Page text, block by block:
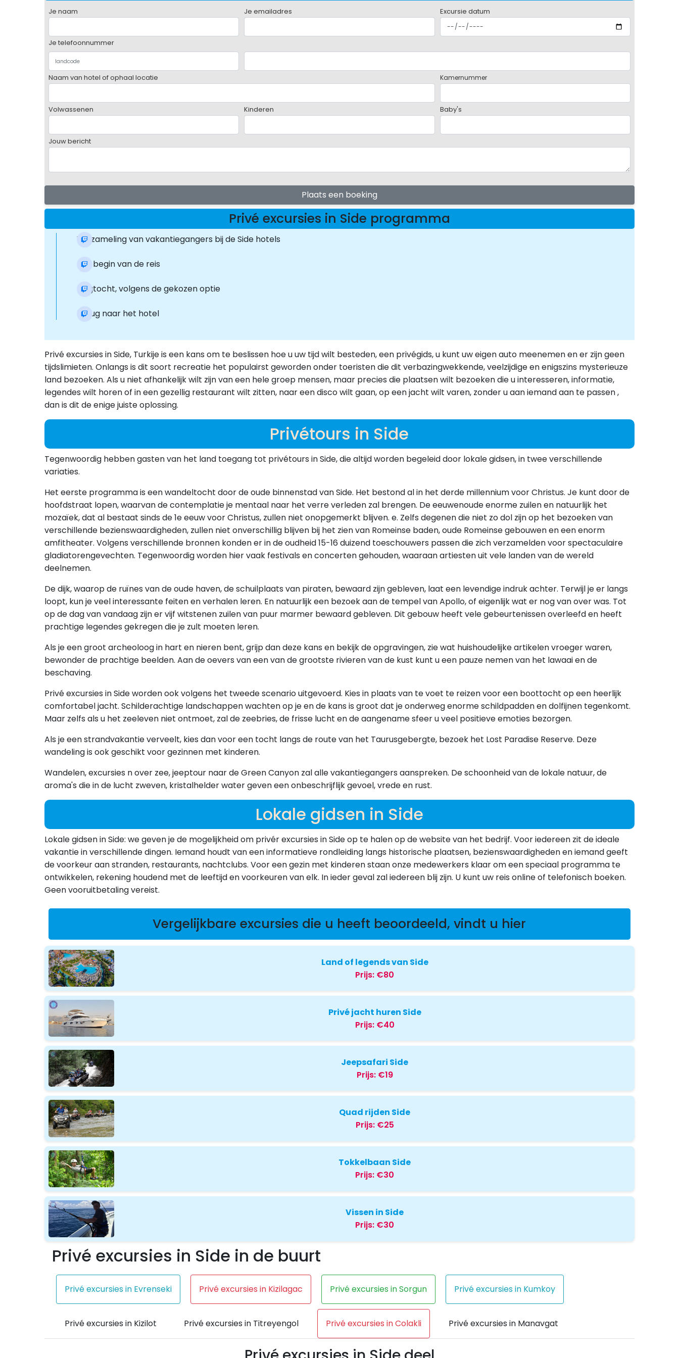
Je naam Je emailadres Excursie datum
Je telefoonnummer
Naam van hotel of ophaal locatie Kamernummer
Volwassenen Kinderen Baby's
Jouw bericht
Plaats een boeking
Privé excursies in Side programma
Verzameling van vakantiegangers bij de Side hotels
Het begin van de reis
Dagtocht, volgens de gekozen optie
Terug naar het hotel
Privé excursies in Side, Turkije is een kans om te beslissen hoe u uw tijd wilt besteden, een privégids, u kunt uw eigen auto meenemen en er zijn geen
tijdslimieten. Onlangs is dit soort recreatie het populairst geworden onder toeristen die dit verbazingwekkende, veelzijdige en enigszins mysterieuze
land bezoeken. Als u niet afhankelijk wilt zijn van een hele groep mensen, maar precies die plaatsen wilt bezoeken die u interesseren, informatie,
legendes wilt horen of in een gezellig restaurant wilt zitten, naar een disco wilt gaan, op een jacht wilt varen, zonder u aan iemand aan te passen ,
dan is dit de enige juiste oplossing.
Privétours in Side
Tegenwoordig hebben gasten van het land toegang tot privétours in Side, die altijd worden begeleid door lokale gidsen, in twee verschillende
variaties.
Het eerste programma is een wandeltocht door de oude binnenstad van Side. Het bestond al in het derde millennium voor Christus. Je kunt door de
hoofdstraat lopen, waarvan de contemplatie je mentaal naar het verre verleden zal brengen. De eeuwenoude enorme zuilen en natuurlijk het
mozaïek, dat al bestaat sinds de 1e eeuw voor Christus, zullen niet onopgemerkt blijven. e. Zelfs degenen die niet zo dol zijn op het bezoeken van
verschillende bezienswaardigheden, zullen niet onverschillig blijven bij het zien van Romeinse baden, oude Romeinse gebouwen en een enorm
amfitheater. Volgens verschillende bronnen konden er in de oudheid 15-16 duizend toeschouwers passen die zich verzamelden voor spectaculaire
gladiatorengevechten. Tegenwoordig worden hier vaak festivals en concerten gehouden, waaraan artiesten uit vele landen van de wereld
deelnemen.
De dijk, waarop de ruïnes van de oude haven, de schuilplaats van piraten, bewaard zijn gebleven, laat een levendige indruk achter. Terwijl je er langs
loopt, kun je veel interessante feiten en verhalen leren. En natuurlijk een bezoek aan de tempel van Apollo, of eigenlijk wat er nog van over was. Tot
op de dag van vandaag zijn er vijf witstenen zuilen van puur marmer bewaard gebleven. Dit gebouw heeft vele gebeurtenissen overleefd en heeft
prachtige legendes gekregen die je zult moeten leren.
Als je een groot archeoloog in hart en nieren bent, grijp dan deze kans en bekijk de opgravingen, zie wat huishoudelijke artikelen vroeger waren,
bewonder de prachtige beelden. Aan de oevers van een van de grootste rivieren van de kust kunt u een pauze nemen van het lawaai en de
beschaving.
Privé excursies in Side worden ook volgens het tweede scenario uitgevoerd. Kies in plaats van te voet te reizen voor een boottocht op een heerlijk
comfortabel jacht. Schilderachtige landschappen wachten op je en de kans is groot dat je onderweg enorme schildpadden en dolfijnen tegenkomt.
Maar zelfs als u het zeeleven niet ontmoet, zal de zeebries, de frisse lucht en de aangename sfeer u veel positieve emoties bezorgen.
Als je een strandvakantie verveelt, kies dan voor een tocht langs de route van het Taurusgebergte, bezoek het Lost Paradise Reserve. Deze
wandeling is ook geschikt voor gezinnen met kinderen.
Wandelen, excursies n over zee, jeeptour naar de Green Canyon zal alle vakantiegangers aanspreken. De schoonheid van de lokale natuur, de
aroma's die in de lucht zweven, kristalhelder water geven een onbeschrijflijk gevoel, vrede en rust.
Lokale gidsen in Side
Lokale gidsen in Side: we geven je de mogelijkheid om privér excursies in Side op te halen op de website van het bedrijf. Voor iedereen zit de ideale
vakantie in verschillende dingen. Iemand houdt van een informatieve rondleiding langs historische plaatsen, bezienswaardigheden en iemand geeft
de voorkeur aan stranden, restaurants, nachtclubs. Voor een gezin met kinderen staan onze medewerkers klaar om een speciaal programma te
ontwikkelen, rekening houdend met de leeftijd en voorkeuren van elk. In ieder geval zal iedereen blij zijn. U kunt uw reis online of telefonisch boeken.
Geen vooruitbetaling vereist.
Vergelijkbare excursies die u heeft beoordeeld, vindt u hier
Land of legends van Side
Prijs: €80
Privé jacht huren Side
Prijs: €40
Jeepsafari Side
Prijs: €19
Quad rijden Side
Prijs: €25
Tokkelbaan Side
Prijs: €30
Vissen in Side
Prijs: €30
Privé excursies in Side in de buurt
Privé excursies in Evrenseki Privé excursies in Kizilagac Privé excursies in Sorgun Privé excursies in Kumkoy
Privé excursies in Kizilot Privé excursies in Titreyengol Privé excursies in Colakli Privé excursies in Manavgat